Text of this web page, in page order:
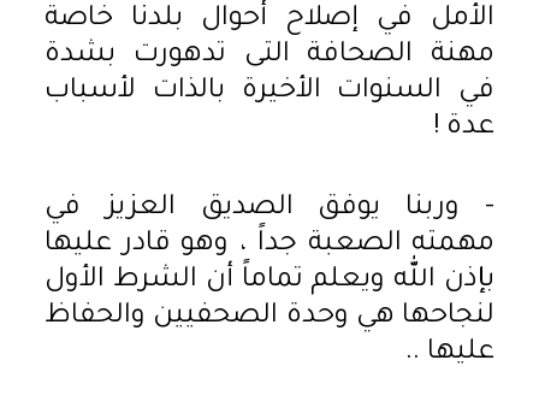
الأمل في إصلاح أحوال بلدنا خاصة
مهنة الصحافة التى تدهورت بشدة
في السنوات الأخيرة بالذات لأسباب
عدة !
- وربنا يوفق الصديق العزيز في
مهمته الصعبة جداً ، وهو قادر عليها
بإذن الله ويعلم تماماً أن الشرط الأول
لنجاحها هي وحدة الصحفيين والحفاظ
عليها ..